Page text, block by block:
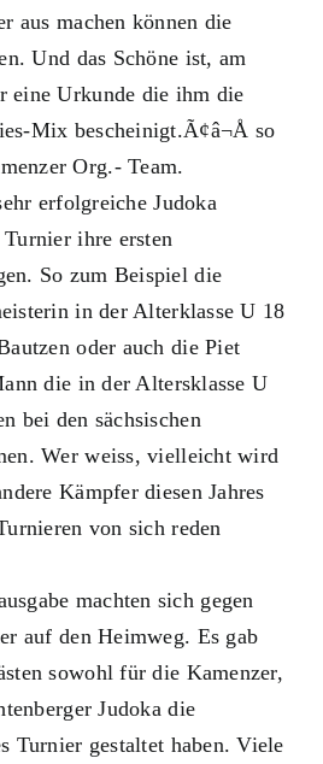
aus machen können die
Und das Schöne ist, am
eine Urkunde die ihm die
Mix bescheinigt.Ã¢â¬Å so
Org.- Team.
erfolgreiche Judoka
ihre ersten
So zum Beispiel die
in der Alterklasse U 18
oder auch die Piet
die in der Altersklasse U
bei den sächsischen
Wer weiss, vielleicht wird
Kämpfer diesen Jahres
von sich reden
machten sich gegen
auf den Heimweg. Es gab
sowohl für die Kamenzer,
Judoka die
Turnier gestaltet haben. Viele